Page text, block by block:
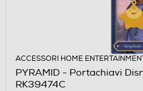
ACCESSORI HOME
PYRAMID - Portachiavi
RK39474C